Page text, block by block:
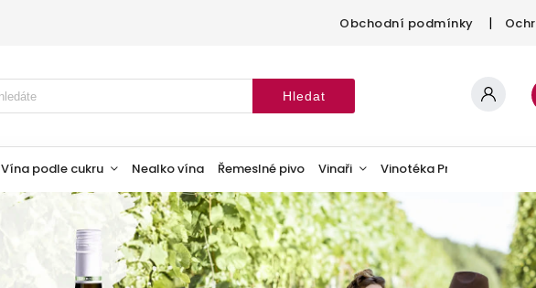
Obchodní podmínky
Hledat
Vína podle cukru Nealko vína Řemeslné pivo Vinaři Vinotéka Provinium